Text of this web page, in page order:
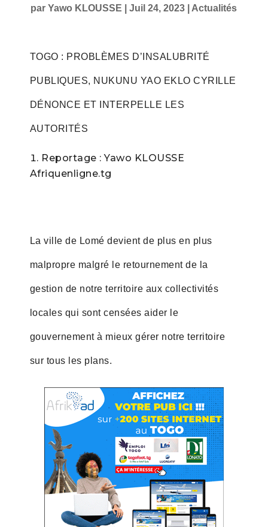
parYawo KLOUSSE |Juil 24, 2023 Actualités
TOGO : PROBLÈMES D’INSALUBRITÉ
PUBLIQUES, NUKUNU YAO EKLO CYRILLE
DÉNONCE ET INTERPELLE LES
AUTORITÉS
Reportage : Yawo KLOUSSE
Afriquenligne.tg
La ville de Lomé devient de plus en plus
malpropre malgré le retournement de la
gestion de notre territoire aux collectivités
locales qui sont censées aider le
gouvernement à mieux gérer notre territoire
sur tous les plans.